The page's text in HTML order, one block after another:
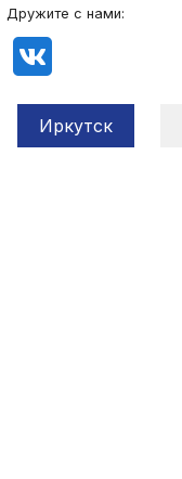
Дружите с нами:
Иркутск